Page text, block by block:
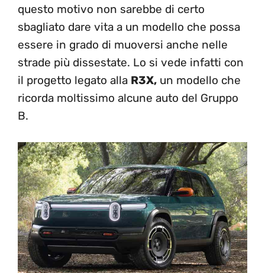
questo motivo non sarebbe di certo
sbagliato dare vita a un modello che possa
essere in grado di muoversi anche nelle
strade più dissestate. Lo si vede infatti con
il progetto legato alla R3X, un modello che
ricorda moltissimo alcune auto del Gruppo
B.